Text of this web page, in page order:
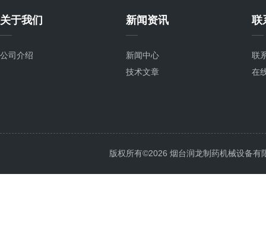
关于我们
公司介绍
新闻资讯
新闻中心
技术文章
联
联
在
版权所有©2026 烟台润龙制药机械设备